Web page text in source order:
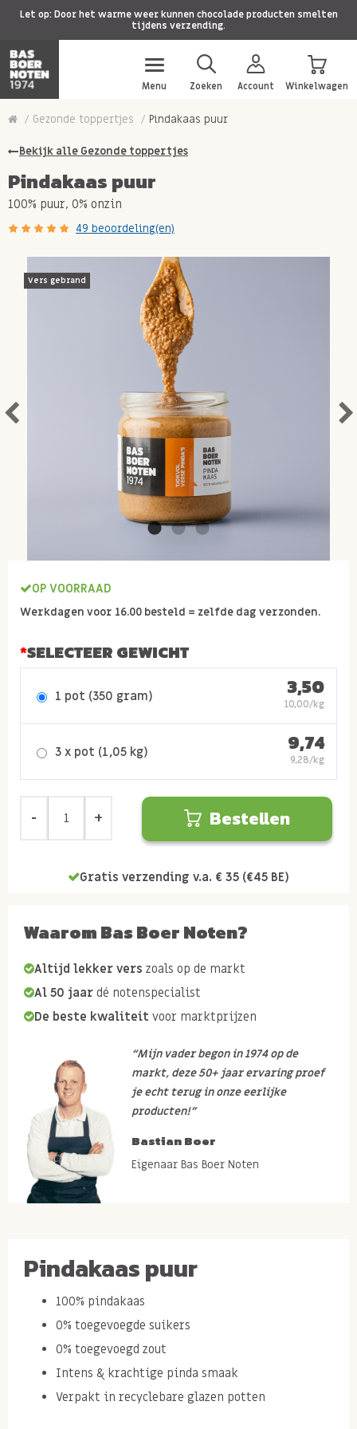
Let op: Door het warme weer kunnen chocolade producten smelten
tijdens verzending.
Menu Zoeken Account Winkelwagen
Gezonde toppertjes Pindakaas puur
Bekijk alle Gezonde toppertjes
Pindakaas puur
100% puur, 0% onzin
49 beoordeling(en)
Vers gebrand
OP VOORRAAD
Werkdagen voor 16.00 besteld = zelfde dag verzonden.
SELECTEER GEWICHT
1 pot (350 gram) 3,50
10,00/kg
3 x pot (1,05 kg) 9,74
9,28/kg
Bestellen
Gratis verzending v.a. € 35 (€45 BE)
Waarom Bas Boer Noten?
Altijd lekker vers zoals op de markt
Al 50 jaar dé notenspecialist
De beste kwaliteit voor marktprijzen
“Mijn vader begon in 1974 op de
markt, deze 50+ jaar ervaring proef
je echt terug in onze eerlijke
producten!”
Bastian Boer
Eigenaar Bas Boer Noten
Pindakaas puur
100% pindakaas
0% toegevoegde suikers
0% toegevoegd zout
Intens & krachtige pinda smaak
Verpakt in recyclebare glazen potten